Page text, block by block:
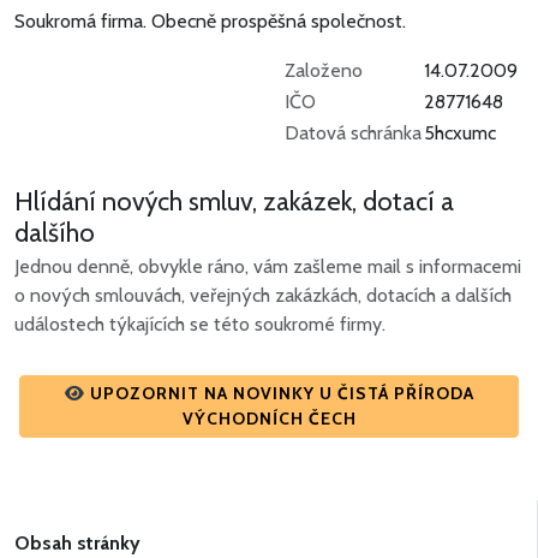
Soukromá firma. Obecně prospěšná společnost.
Založeno
14.07.2009
IČO
28771648
Datová schránka5hcxumc
Hlídání nových smluv, zakázek, dotací a
dalšího
Jednou denně, obvykle ráno, vám zašleme mail s informacemi
o nových smlouvách, veřejných zakázkách, dotacích a dalších
událostech týkajících se této soukromé firmy.
UPOZORNIT NA NOVINKY U ČISTÁ PŘÍRODA
VÝCHODNÍCH ČECH
Obsah stránky